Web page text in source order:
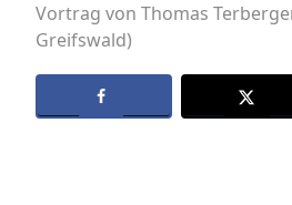
Vortrag von Thomas
Greifswald)